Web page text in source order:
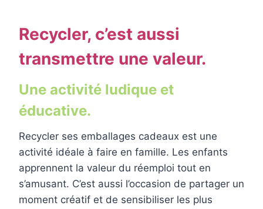
Recycler, c’est aussi
transmettre une valeur.
Une activité ludique et
éducative.
Recycler ses emballages cadeaux est une
activité idéale à faire en famille. Les enfants
apprennent la valeur du réemploi tout en
s’amusant. C’est aussi l’occasion de partager un
moment créatif et de sensibiliser les plus